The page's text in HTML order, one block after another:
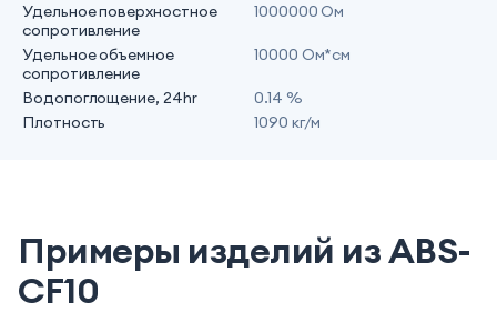
Удельное поверхностное
сопротивление
1000000 Ом
Удельное объемное
сопротивление
10000 Ом*см
Водопоглощение, 24hr
0.14 %
Плотность
1090 кг/м
Примеры изделий из ABS-
CF10